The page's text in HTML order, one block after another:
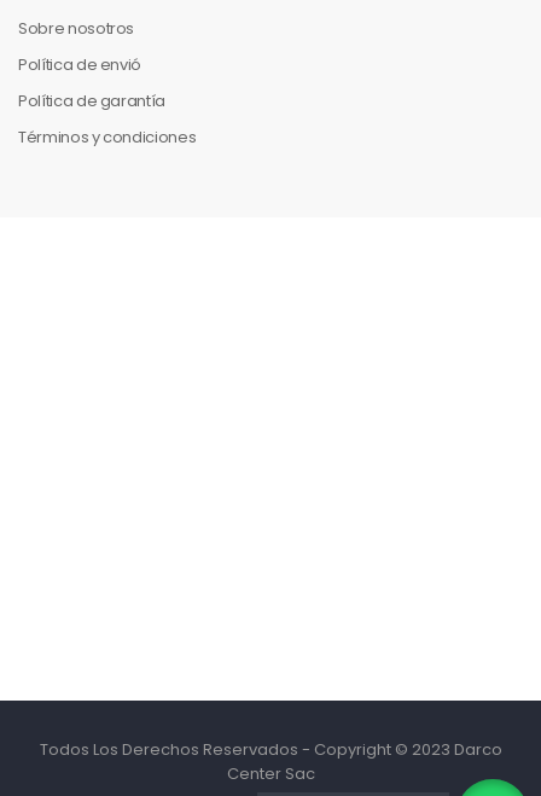
Sobre nosotros
Política de envió
Política de garantía
Términos y condiciones
Todos Los Derechos Reservados - Copyright © 2023 Darco
Center Sac